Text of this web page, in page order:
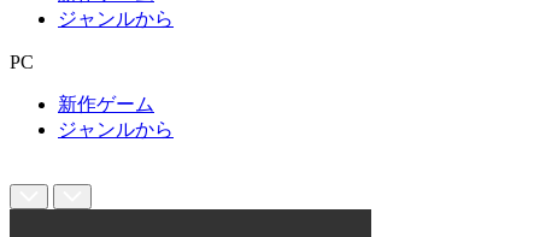
ジャンルから
PC
新作ゲーム
ジャンルから